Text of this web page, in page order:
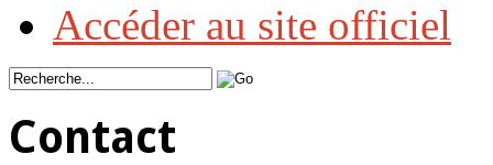
Accéder au site officiel
Contact